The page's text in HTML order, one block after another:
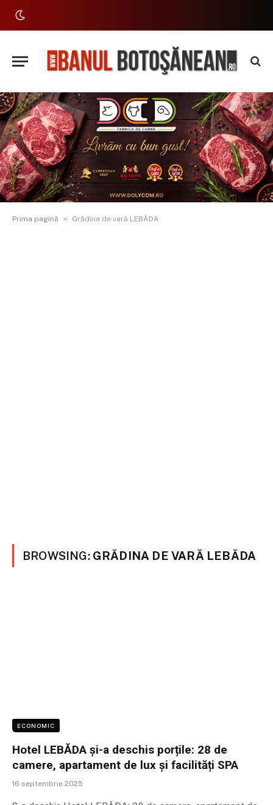
Prima pagină » Grădina de vară LEBĂDA
BROWSING: GRĂDINA DE VARĂ LEBĂDA
ECONOMIC
Hotel LEBĂDA și-a deschis porțile: 28 de
camere, apartament de lux și facilități SPA
16 septembrie 2025